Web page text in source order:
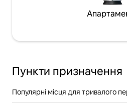
Пункти призначення
Популярні місця для тривалого